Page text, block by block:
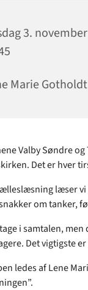
3.
Marie Gotholdt
Valby Søndre
Det er hver
læser vi
om tanker,
i samtalen,
Det vigtigste
ledes af Lene